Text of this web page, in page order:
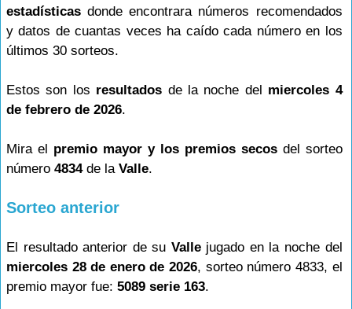
estadísticas donde encontrara números recomendados
y datos de cuantas veces ha caído cada número en los
últimos 30 sorteos.
Estos son los resultados de la noche del miercoles 4
de febrero de 2026.
Mira el premio mayor y los premios secosdel sorteo
número 4834de la Valle.
Sorteo anterior
El resultado anterior de su Vallejugado en la noche del
miercoles 28 de enero de 2026, sorteo número 4833, el
premio mayor fue: 5089 serie 163.